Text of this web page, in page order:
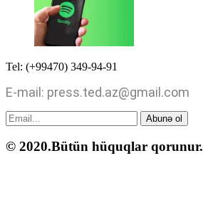
Tel: (+99470) 349-94-91
E-mail: press.ted.az@gmail.com
Abunə ol
© 2020.Bütün hüquqlar qorunur.